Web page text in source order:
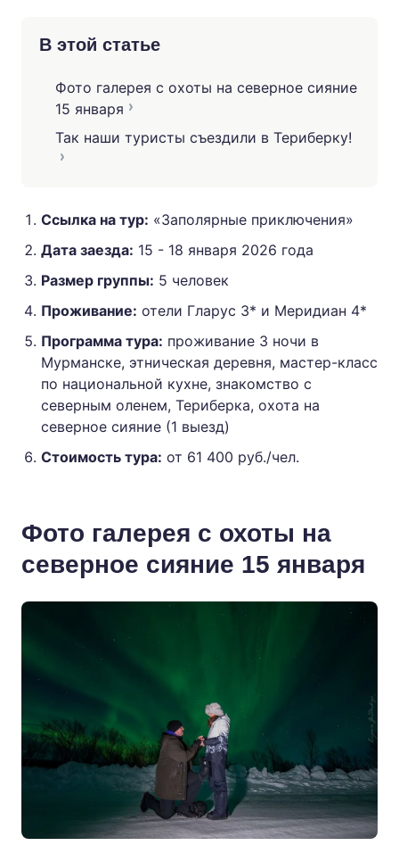
В этой статье
Фото галерея с охоты на северное сияние
15 января
Так наши туристы съездили в Териберку!
Ссылка на тур: «Заполярные приключения»
Дата заезда: 15 - 18 января 2026 года
Размер группы: 5 человек
Проживание: отели Гларус 3* и Меридиан 4*
Программа тура: проживание 3 ночи в
Мурманске, этническая деревня, мастер-класс
по национальной кухне, знакомство с
северным оленем, Териберка, охота на
северное сияние (1 выезд)
Стоимость тура: от 61 400 руб./чел.
Фото галерея с охоты на
северное сияние 15 января